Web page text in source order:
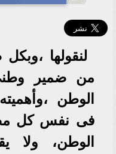
لنقولها
من ضمير
الوطن
فى نفس كل
الوطن، ولا